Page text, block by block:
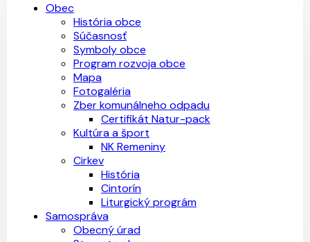
Obec
História obce
Súčasnosť
Symboly obce
Program rozvoja obce
Mapa
Fotogaléria
Zber komunálneho odpadu
Certifikát Natur-pack
Kultúra a šport
NK Remeniny
Cirkev
História
Cintorín
Liturgický prográm
Samospráva
Obecný úrad